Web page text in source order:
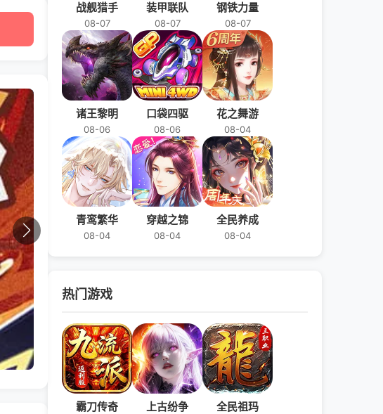
战舰猎手
08-07
装甲联队
08-07
钢铁力量
08-07
诸王黎明
08-06
口袋四驱
08-06
花之舞游
08-04
青鸾繁华
08-04
穿越之锦
08-04
全民养成
08-04
热门游戏
霸刀传奇 上古纷争 全民祖玛